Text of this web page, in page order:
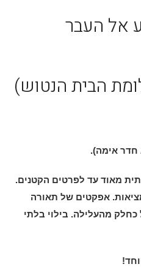
אל העבר
הבית הנטוש)
חדר אימה).
מאוד עד לפרטים הקטנים.
אפקטים של תאורה
כחלק מהעלילה. בילוי בלתי